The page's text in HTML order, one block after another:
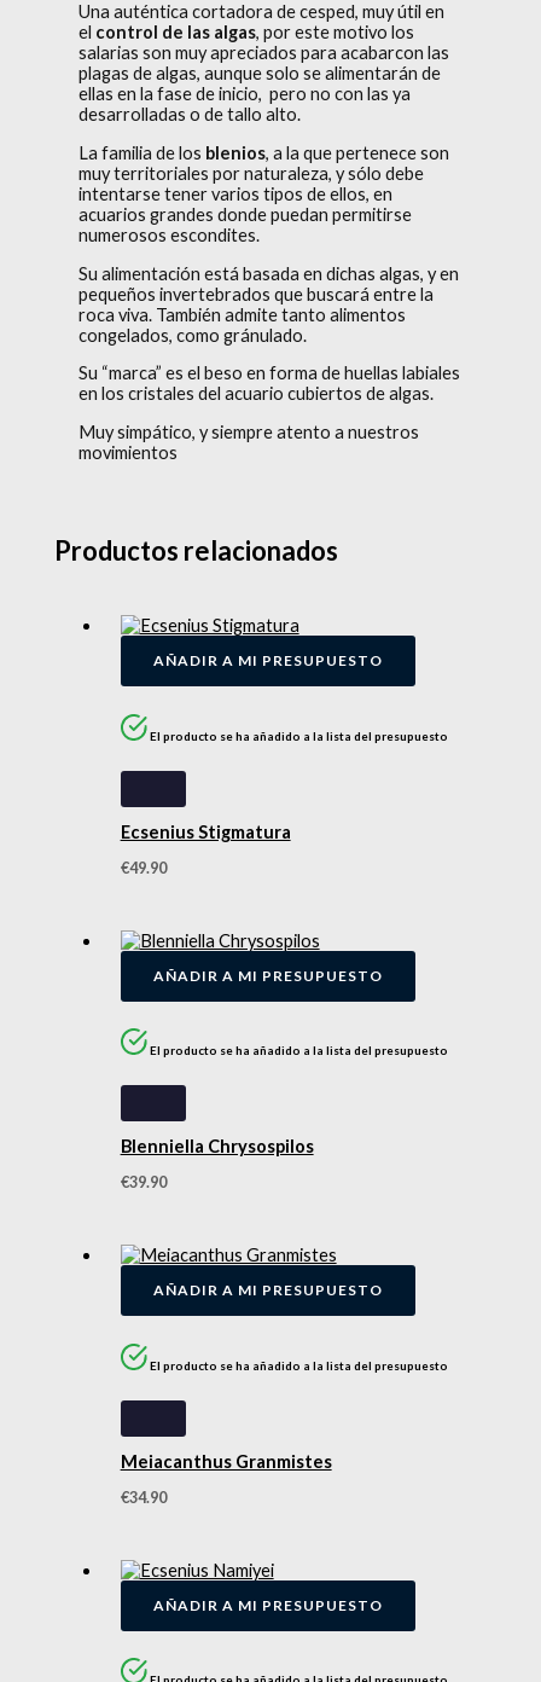
Una auténtica cortadora de cesped, muy útil en
el control de las algas, por este motivo los
salarias son muy apreciados para acabarcon las
plagas de algas, aunque solo se alimentarán de
ellas en la fase de inicio, pero no con las ya
desarrolladas o de tallo alto.
La familia de los blenios, a la que pertenece son
muy territoriales por naturaleza, y sólo debe
intentarse tener varios tipos de ellos, en
acuarios grandes donde puedan permitirse
numerosos escondites.
Su alimentación está basada en dichas algas, y en
pequeños invertebrados que buscará entre la
roca viva. También admite tanto alimentos
congelados, como gránulado.
Su “marca” es el beso en forma de huellas labiales
en los cristales del acuario cubiertos de algas.
Muy simpático, y siempre atento a nuestros
movimientos
Productos relacionados
AÑADIR A MI PRESUPUESTO
El producto se ha añadido a la lista del presupuesto
Ecsenius Stigmatura
€49.90
AÑADIR A MI PRESUPUESTO
El producto se ha añadido a la lista del presupuesto
Blenniella Chrysospilos
€39.90
AÑADIR A MI PRESUPUESTO
El producto se ha añadido a la lista del presupuesto
Meiacanthus Granmistes
€34.90
AÑADIR A MI PRESUPUESTO